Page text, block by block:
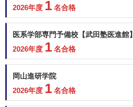
2026年度 1 名合格
医系学部専門予備校【武田塾医進館】
2026年度 1 名合格
岡山進研学院
2026年度 1 名合格